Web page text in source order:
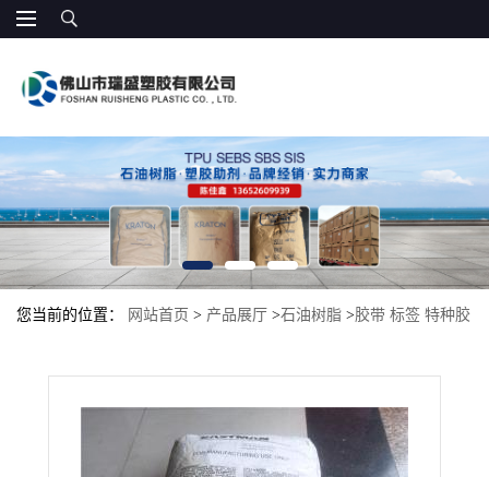
您当前的位置： 网站首页 > 产品展厅 >石油树脂 >胶带 标签 特种胶